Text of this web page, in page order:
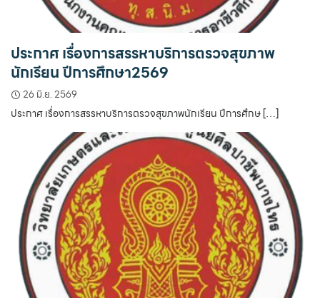
ประกาศ เรื่องการสรรหาบริการตรวจสุขภาพ
นักเรียน ปีการศึกษา2569
26 มิ.ย. 2569
ประกาศ เรื่องการสรรหาบริการตรวจสุขภาพนักเรียน ปีการศึกษ […]